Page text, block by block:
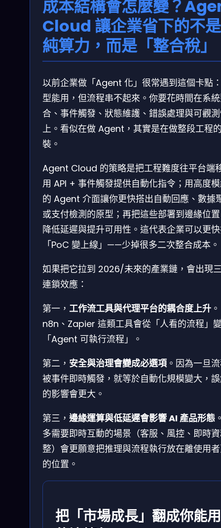
成本結構會怎麼變？
Cloud 讓企業省下的不
純算力，而是「整合稅」
以前企業做「Agent 化」很常遇到這個卡點
型能用，但流程串不起來。你要花時間在系
合、事件觸發、狀態維護、錯誤處理與可觀
上。看似在做 Agent，其實是在做整段工程
裝。
Agent Cloud 的策略是把工程難度往平台端
用 API + 事件觸發提供自動化指令；用高度
的 Agent 介面讓你更快搭出自動回應、數據
或支付檢測的原型；再把這些部署到邊緣位
降低延遲與提升可用性。這代表企業可以更
「PoC 變上線」——少掉很多二次整合成本。
如果把它拉到 2026/未來的產業鏈，會出現
連鎖效應：
第一， 工作流工具與代理平台的耦合度上升 。
n8n、Zapier 這類工具會從「人看的流程」
「Agent 可執行流程」。
第二， 安全與治理會變成必選項。因為一旦
被事件即時觸發，就等於自動化規模變大，
的影響會更大。
第三， 邊緣運算與低延遲會影響 AI 產品形態
多需要即時互動的場景（客服、風控、即時
整）會更願意把推理與流程執行放在離使用
的位置。
把「市場成長」翻成你能用